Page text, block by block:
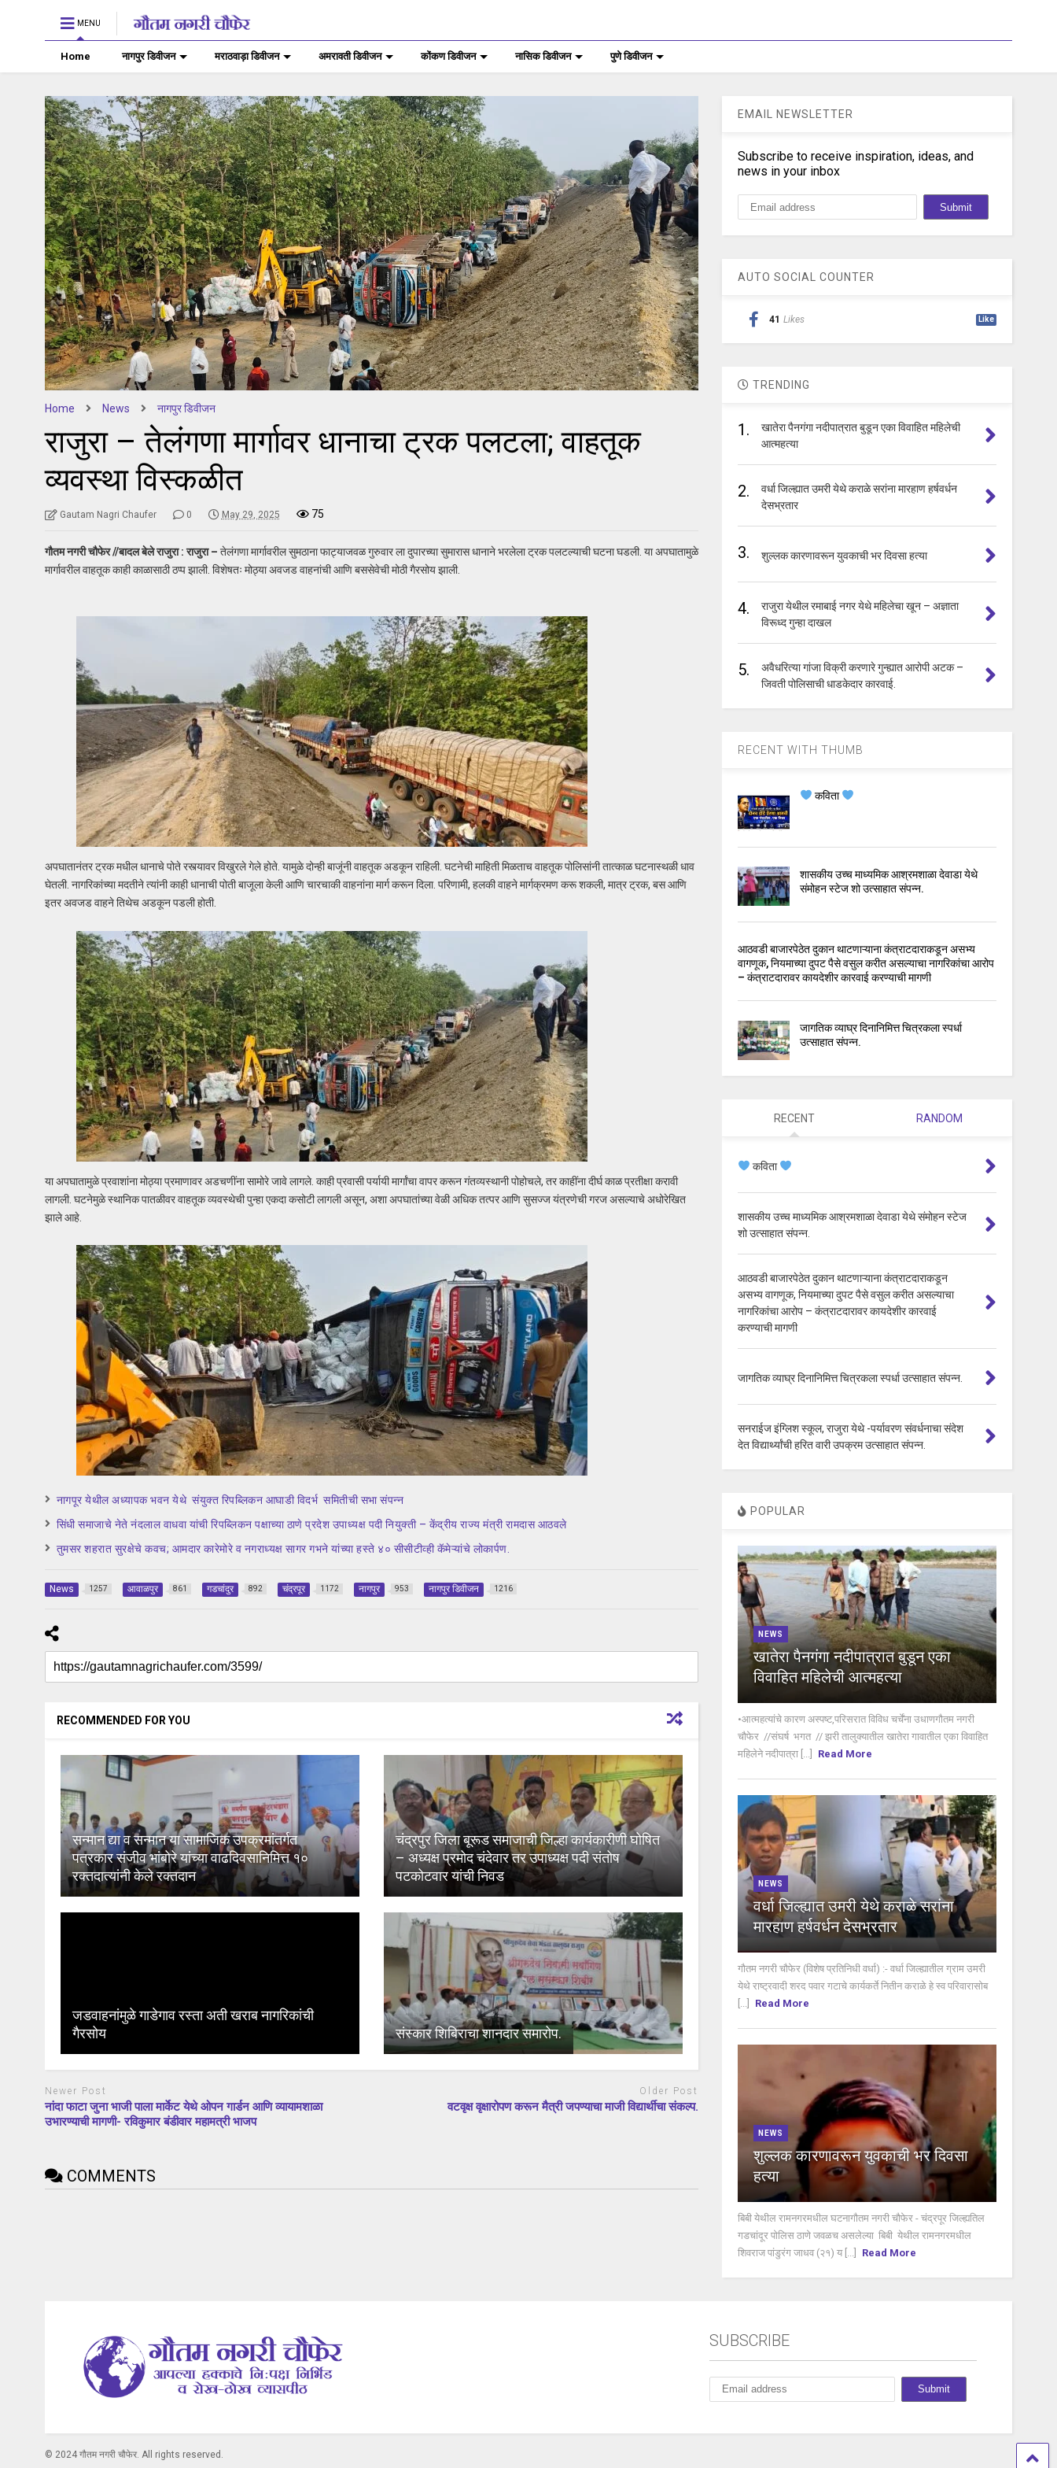
MENU
Home नागपुर डिवीजन मराठवाड़ा डिवीजन अमरावती डिवीजन कोंकण डिवीजन नासिक डिवीजन पुणे डिवीजन
Home News नागपुर डिवीजन
राजुरा – तेलंगणा मार्गावर धानाचा ट्रक पलटला; वाहतूक
व्यवस्था विस्कळीत
Gautam Nagri Chaufer 0 May 29, 2025 75
गौतम नगरी चौफेर //बादल बेले राजुरा : राजुरा – तेलंगणा मार्गावरील सुमठाना फाट्याजवळ गुरुवार ला दुपारच्या सुमारास धानाने भरलेला ट्रक पलटल्याची घटना घडली. या अपघातामुळे
मार्गावरील वाहतूक काही काळासाठी ठप्प झाली. विशेषतः मोठ्या अवजड वाहनांची आणि बससेवेची मोठी गैरसोय झाली.
अपघातानंतर ट्रक मधील धानाचे पोते रस्त्यावर विखुरले गेले होते. यामुळे दोन्ही बाजूंनी वाहतूक अडकून राहिली. घटनेची माहिती मिळताच वाहतूक पोलिसांनी तात्काळ घटनास्थळी धाव
घेतली. नागरिकांच्या मदतीने त्यांनी काही धानाची पोती बाजूला केली आणि चारचाकी वाहनांना मार्ग करून दिला. परिणामी, हलकी वाहने मार्गक्रमण करू शकली, मात्र ट्रक, बस आणि
इतर अवजड वाहने तिथेच अडकून पडली होती.
या अपघातामुळे प्रवाशांना मोठ्या प्रमाणावर अडचणींना सामोरे जावे लागले. काही प्रवासी पर्यायी मार्गांचा वापर करून गंतव्यस्थानी पोहोचले, तर काहींना दीर्घ काळ प्रतीक्षा करावी
लागली. घटनेमुळे स्थानिक पातळीवर वाहतूक व्यवस्थेची पुन्हा एकदा कसोटी लागली असून, अशा अपघातांच्या वेळी अधिक तत्पर आणि सुसज्ज यंत्रणेची गरज असल्याचे अधोरेखित
झाले आहे.
नागपूर येथील अध्यापक भवन येथे संयुक्त रिपब्लिकन आघाडी विदर्भ समितीची सभा संपन्न
सिंधी समाजाचे नेते नंदलाल वाधवा यांची रिपब्लिकन पक्षाच्या ठाणे प्रदेश उपाध्यक्ष पदी नियुक्ती – केंद्रीय राज्य मंत्री रामदास आठवले
तुमसर शहरात सुरक्षेचे कवच; आमदार कारेमोरे व नगराध्यक्ष सागर गभने यांच्या हस्ते ४० सीसीटीव्ही कॅमेऱ्यांचे लोकार्पण.
News 1257 आवाळपुर 861 गडचांदुर 892 चंद्रपूर 1172 नागपुर 953 नागपुर डिवीजन 1216
RECOMMENDED FOR YOU
सन्मान द्या व सन्मान या सामाजिक उपक्रमांतर्गत
पत्रकार संजीव भांबोरे यांच्या वाढदिवसानिमित्त १०
रक्तदात्यांनी केले रक्तदान
चंद्रपुर जिला बूरूड समाजाची जिल्हा कार्यकारीणी घोषित
– अध्यक्ष प्रमोद चंदेवार तर उपाध्यक्ष पदी संतोष
पटकोटवार यांची निवड
जडवाहनांमुळे गाडेगाव रस्ता अती खराब नागरिकांची
गैरसोय
संस्कार शिबिराचा शानदार समारोप.
Newer Post
नांदा फाटा जुना भाजी पाला मार्केट येथे ओपन गार्डन आणि व्यायामशाळा
उभारण्याची मागणी- रविकुमार बंडीवार महामत्री भाजप
Older Post
वटवृक्ष वृक्षारोपण करून मैत्री जपण्याचा माजी विद्यार्थीचा संकल्प.
COMMENTS
EMAIL NEWSLETTER
Subscribe to receive inspiration, ideas, and
news in your inbox
AUTO SOCIAL COUNTER
41 Likes Like
TRENDING
1.
खातेरा पैनगंगा नदीपात्रात बुडून एका विवाहित महिलेची
आत्महत्या
2.
वर्धा जिल्ह्यात उमरी येथे कराळे सरांना मारहाण हर्षवर्धन
देसभ्रतार
3. शुल्लक कारणावरून युवकाची भर दिवसा हत्या
4.
राजुरा येथील रमाबाई नगर येथे महिलेचा खून – अज्ञाता
विरूध्द गुन्हा दाखल
5.
अवैधरित्या गांजा विक्री करणारे गुन्ह्यात आरोपी अटक –
जिवती पोलिसाची धाडकेदार कारवाई.
RECENT WITH THUMB
कविता
शासकीय उच्च माध्यमिक आश्रमशाळा देवाडा येथे
संमोहन स्टेज शो उत्साहात संपन्न.
आठवडी बाजारपेठेत दुकान थाटणाऱ्याना कंत्राटदाराकडून असभ्य
वागणूक, नियमाच्या दुपट पैसे वसुल करीत असल्याचा नागरिकांचा आरोप
– कंत्राटदारावर कायदेशीर कारवाई करण्याची मागणी
जागतिक व्याघ्र दिनानिमित्त चित्रकला स्पर्धा
उत्साहात संपन्न.
RECENT RANDOM
कविता
शासकीय उच्च माध्यमिक आश्रमशाळा देवाडा येथे संमोहन स्टेज
शो उत्साहात संपन्न.
आठवडी बाजारपेठेत दुकान थाटणाऱ्याना कंत्राटदाराकडून
असभ्य वागणूक, नियमाच्या दुपट पैसे वसुल करीत असल्याचा
नागरिकांचा आरोप – कंत्राटदारावर कायदेशीर कारवाई
करण्याची मागणी
जागतिक व्याघ्र दिनानिमित्त चित्रकला स्पर्धा उत्साहात संपन्न.
सनराईज इंग्लिश स्कूल, राजुरा येथे -पर्यावरण संवर्धनाचा संदेश
देत विद्यार्थ्यांची हरित वारी उपक्रम उत्साहात संपन्न.
POPULAR
NEWS
खातेरा पैनगंगा नदीपात्रात बुडून एका
विवाहित महिलेची आत्महत्या
•आत्महत्यांचे कारण अस्पष्ट,परिसरात विविध चर्चेंना उधाणगौतम नगरी
चौफेर //संघर्ष भगत // झरी तालुक्यातील खातेरा गावातील एका विवाहित
महिलेने नदीपात्रा [...]
Read More
NEWS
वर्धा जिल्ह्यात उमरी येथे कराळे सरांना
मारहाण हर्षवर्धन देसभ्रतार
गौतम नगरी चौफेर (विशेष प्रतिनिधी वर्धा) :- वर्धा जिल्ह्यातील ग्राम उमरी
येथे राष्ट्रवादी शरद पवार गटाचे कार्यकर्ते नितीन कराळे हे स्व परिवारासोब
Read More
NEWS
शुल्लक कारणावरून युवकाची भर दिवसा
हत्या
बिबी येथील रामनगरमधील घटनागौतम नगरी चौफेर - चंद्रपूर जिल्ह्यतिल
गडचांदूर पोलिस ठाणे जवळच असलेल्या बिबी येथील रामनगरमधील
शिवराज पांडुरंग जाधव (२१) य [...]
Read More
SUBSCRIBE
© 2024 गौतम नगरी चौफेर. All rights reserved.